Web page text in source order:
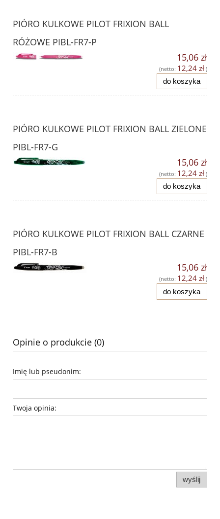
PIÓRO KULKOWE PILOT FRIXION BALL
RÓŻOWE PIBL-FR7-P
15,06 zł
(netto: 12,24 zł )
do koszyka
PIÓRO KULKOWE PILOT FRIXION BALL ZIELONE
PIBL-FR7-G
15,06 zł
(netto: 12,24 zł )
do koszyka
PIÓRO KULKOWE PILOT FRIXION BALL CZARNE
PIBL-FR7-B
15,06 zł
(netto: 12,24 zł )
do koszyka
Opinie o produkcie (0)
Imię lub pseudonim:
Twoja opinia:
wyślij